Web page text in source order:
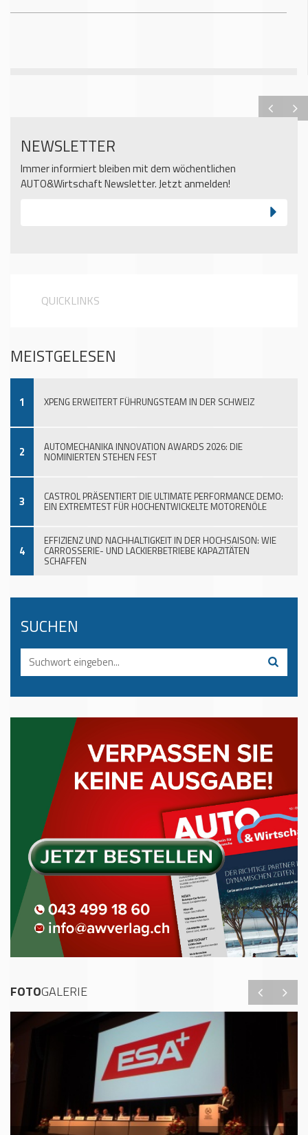
NEWSLETTER
Immer informiert bleiben mit dem wöchentlichen
AUTO&Wirtschaft Newsletter. Jetzt anmelden!
QUICKLINKS
MEISTGELESEN
1 XPENG ERWEITERT FÜHRUNGSTEAM IN DER SCHWEIZ
2 AUTOMECHANIKA INNOVATION AWARDS 2026: DIE
NOMINIERTEN STEHEN FEST
3 CASTROL PRÄSENTIERT DIE ULTIMATE PERFORMANCE DEMO:
EIN EXTREMTEST FÜR HOCHENTWICKELTE MOTORENÖLE
4
EFFIZIENZ UND NACHHALTIGKEIT IN DER HOCHSAISON: WIE
CARROSSERIE- UND LACKIERBETRIEBE KAPAZITÄTEN
SCHAFFEN
SUCHEN
FOTOGALERIE